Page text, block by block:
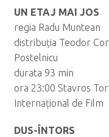
UN
ETAJ MAI JOS
regia Radu Muntean
distribuția Teodor
Postelnicu
durata 93 min
ora 23:00 Stavros
Internațional de Film
DUS-ÎNTORS